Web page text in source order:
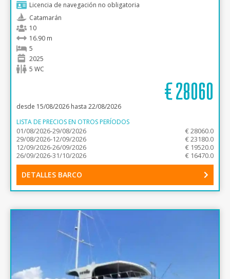
Licencia de navegación no obligatoria
Catamarán
10
16.90 m
5
2025
5 WC
€28060
desde 15/08/2026 hasta 22/08/2026
LISTA DE PRECIOS EN OTROS PERÍODOS
01/08/2026-29/08/2026
€ 28060.0
29/08/2026-12/09/2026
€ 23180.0
12/09/2026-26/09/2026
€ 19520.0
26/09/2026-31/10/2026
€ 16470.0
DETALLES BARCO